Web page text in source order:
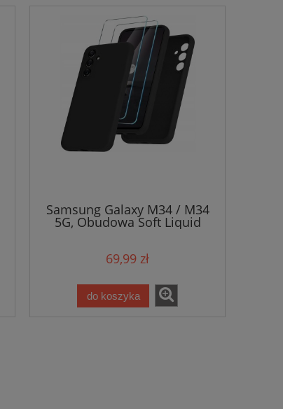
Samsung Galaxy M34 / M34
5G, Obudowa Soft Liquid
69,99 zł
do koszyka